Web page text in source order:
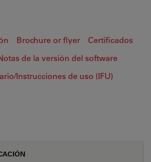
Brochure or flyer
Certificados
de la versión del software
Instrucciones de uso (IFU)